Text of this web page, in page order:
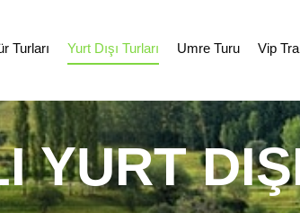
Turları Yurt Dışı Turları Umre Turu Vip
YURT